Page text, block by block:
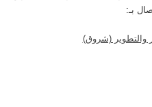
بـ:
والتطوير (شروق)